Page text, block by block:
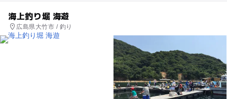
海上釣り堀 海遊
広島県大竹市 / 釣り